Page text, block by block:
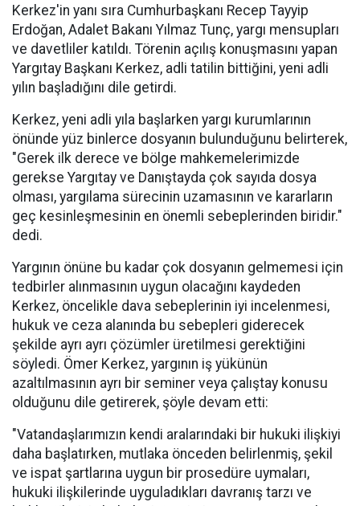
Kerkez'in yanı sıra Cumhurbaşkanı Recep Tayyip
Erdoğan, Adalet Bakanı Yılmaz Tunç, yargı mensupları
ve davetliler katıldı. Törenin açılış konuşmasını yapan
Yargıtay Başkanı Kerkez, adli tatilin bittiğini, yeni adli
yılın başladığını dile getirdi.
Kerkez, yeni adli yıla başlarken yargı kurumlarının
önünde yüz binlerce dosyanın bulunduğunu belirterek,
"Gerek ilk derece ve bölge mahkemelerimizde
gerekse Yargıtay ve Danıştayda çok sayıda dosya
olması, yargılama sürecinin uzamasının ve kararların
geç kesinleşmesinin en önemli sebeplerinden biridir."
dedi.
Yargının önüne bu kadar çok dosyanın gelmemesi için
tedbirler alınmasının uygun olacağını kaydeden
Kerkez, öncelikle dava sebeplerinin iyi incelenmesi,
hukuk ve ceza alanında bu sebepleri giderecek
şekilde ayrı ayrı çözümler üretilmesi gerektiğini
söyledi. Ömer Kerkez, yargının iş yükünün
azaltılmasının ayrı bir seminer veya çalıştay konusu
olduğunu dile getirerek, şöyle devam etti:
"Vatandaşlarımızın kendi aralarındaki bir hukuki ilişkiyi
daha başlatırken, mutlaka önceden belirlenmiş, şekil
ve ispat şartlarına uygun bir prosedüre uymaları,
hukuki ilişkilerinde uyguladıkları davranış tarzı ve